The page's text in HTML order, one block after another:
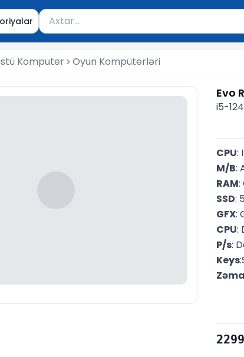
Məhsul axtar
Axtarış üçün ən azı 2 simvol yazın.
Komputer Oyun Kompüterləri
Evo
i5-
CPU:
M/B:
RAM:
SSD:
GFX:
CPU:
P/s:
Keys
2299